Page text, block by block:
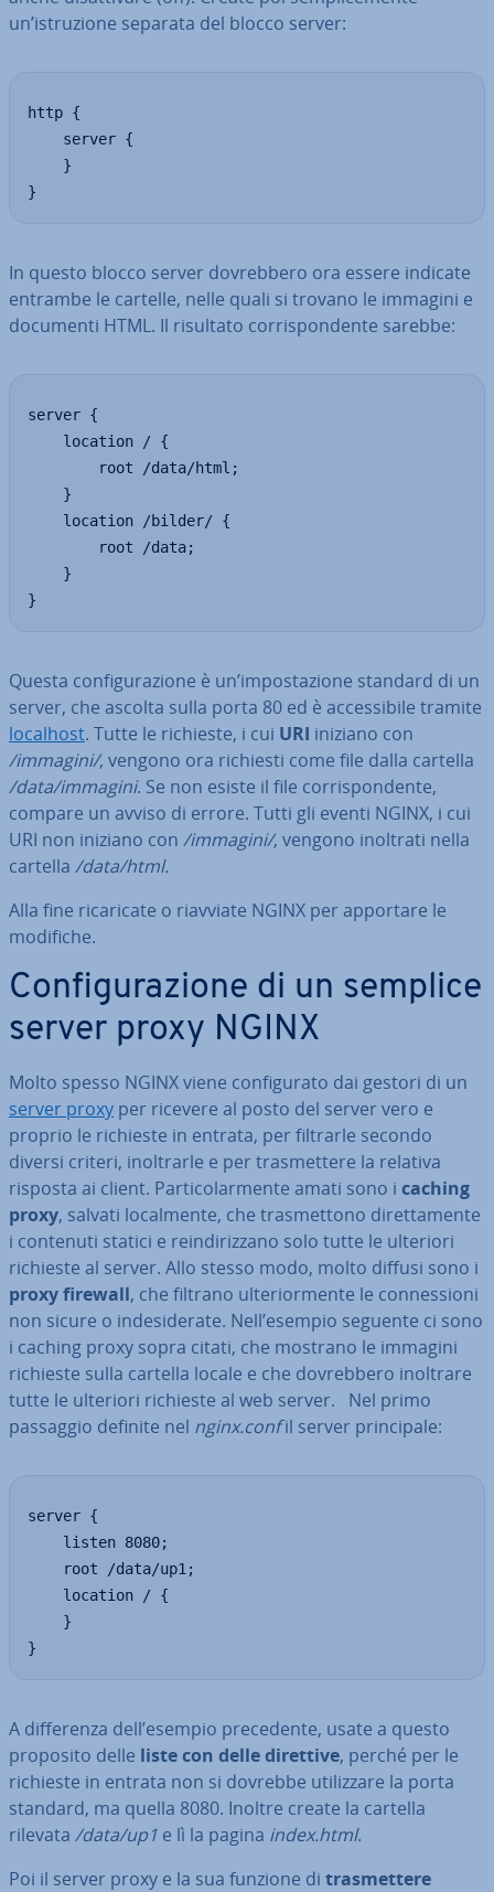
un’istru­zio­ne separata del blocco server:
http {
    server {
    }
}
In questo blocco server do­vreb­be­ro ora essere indicate
entrambe le cartelle, nelle quali si trovano le immagini e
documenti HTML. Il risultato cor­ri­spon­den­te sarebbe:
server {
    location / {
        root /data/html;
    }
    location /bilder/ {
        root /data;
    }
}
Questa con­fi­gu­ra­zio­ne è un’im­po­sta­zio­ne standard di un
server, che ascolta sulla porta 80 ed è ac­ces­si­bi­le tramite
localhost. Tutte le richieste, i cui URI iniziano con
/immagini/, vengono ora richiesti come file dalla cartella
/data/immagini. Se non esiste il file cor­ri­spon­den­te,
compare un avviso di errore. Tutti gli eventi NGINX, i cui
URI non iniziano con /immagini/, vengono inoltrati nella
cartella /data/html.
Alla fine ri­ca­ri­ca­te o riavviate NGINX per apportare le
modifiche.
Con­fi­gu­ra­zio­ne di un semplice
server proxy NGINX
Molto spesso NGINX viene con­fi­gu­ra­to dai gestori di un
server proxy per ricevere al posto del server vero e
proprio le richieste in entrata, per filtrarle secondo
diversi criteri, inol­trar­le e per tra­smet­te­re la relativa
risposta ai client. Par­ti­co­lar­men­te amati sono i caching
proxy, salvati lo­cal­men­te, che tra­smet­to­no di­ret­ta­men­te
i contenuti statici e rein­di­riz­za­no solo tutte le ulteriori
richieste al server. Allo stesso modo, molto diffusi sono i
proxy firewall, che filtrano ul­te­rior­men­te le con­nes­sio­ni
non sicure o in­de­si­de­ra­te. Nell’esempio seguente ci sono
i caching proxy sopra citati, che mostrano le immagini
richieste sulla cartella locale e che do­vreb­be­ro inoltrare
tutte le ulteriori richieste al web server. Nel primo
passaggio definite nel nginx.confil server prin­ci­pa­le:
server {
    listen 8080;
    root /data/up1;
    location / {
    }
}
A dif­fe­ren­za dell’esempio pre­ce­den­te, usate a questo
proposito delle liste con delle direttive, perché per le
richieste in entrata non si dovrebbe uti­liz­za­re la porta
standard, ma quella 8080. Inoltre create la cartella
rilevata /data/up1 e lì la pagina index.html.
Poi il server proxy e la sua funzione di tra­smet­te­re